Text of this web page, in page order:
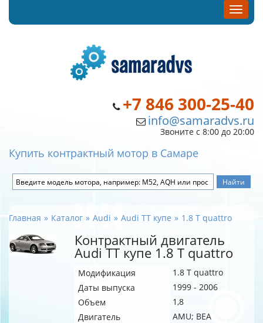
+7 846 300-25-40
info@samaradvs.ru
Звоните с 8:00 до 20:00
Купить контрактный мотор в Самаре
Главная Каталог Audi Audi TT купе 1.8 T quattro
Контрактный двигатель
Audi TT купе 1.8 T quattro
Модификация
1.8 T quattro
Даты выпуска
1999 - 2006
Объем
1,8
Двигатель
AMU; BEA